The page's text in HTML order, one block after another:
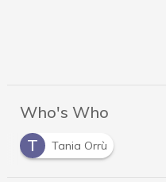
Who's Who
T
Tania Orrù